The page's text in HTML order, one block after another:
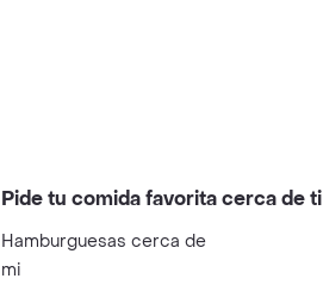
Pide tu comida favorita cerca de ti
Hamburguesas cerca de
mi